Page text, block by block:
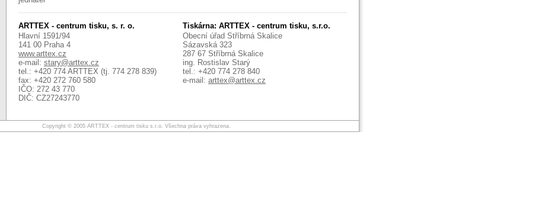
ARTTEX - centrum tisku, s. r. o.
Hlavní 1591/94
141 00 Praha 4
www.arttex.cz
e-mail: stary@arttex.cz
tel.: +420 774 ARTTEX (tj. 774 278 839)
fax: +420 272 760 580
IČO: 272 43 770
DIČ: CZ27243770
Tiskárna: ARTTEX - centrum tisku, s.r.o.
Obecní úřad Stříbrná Skalice
Sázavská 323
287 67 Stříbrná Skalice
ing. Rostislav Starý
tel.: +420 774 278 840
e-mail: arttex@arttex.cz
Copyright © 2005 ARTTEX - centrum tisku s.r.o. Všechna práva vyhrazena.